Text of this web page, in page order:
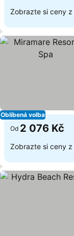
Zobrazte si ceny z
Oblíbená volba
Od 2 076 Kč
Zobrazte si ceny z